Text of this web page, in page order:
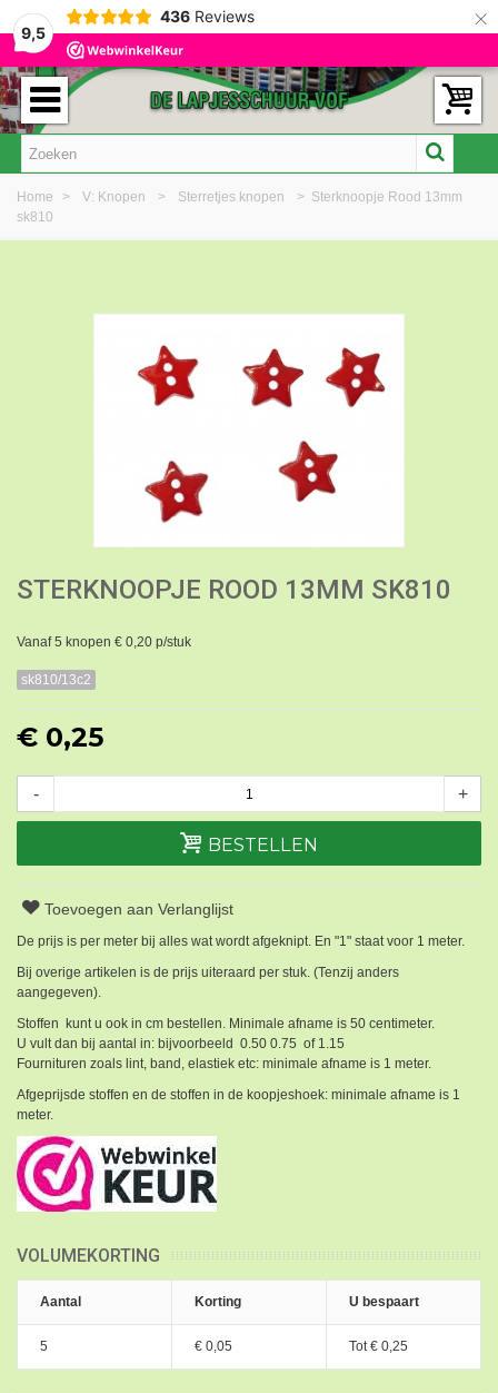
9,5
436 Reviews ×
Home > V: Knopen > Sterretjes knopen > Sterknoopje Rood 13mm
sk810
STERKNOOPJE ROOD 13MM SK810
Vanaf 5 knopen € 0,20 p/stuk
sk810/13c2
€ 0,25
- +
BESTELLEN
Toevoegen aan Verlanglijst
De prijs is per meter bij alles wat wordt afgeknipt. En "1" staat voor 1 meter.
Bij overige artikelen is de prijs uiteraard per stuk. (Tenzij anders
aangegeven).
Stoffen kunt u ook in cm bestellen. Minimale afname is 50 centimeter.
U vult dan bij aantal in: bijvoorbeeld 0.50 0.75 of 1.15
Fournituren zoals lint, band, elastiek etc: minimale afname is 1 meter.
Afgeprijsde stoffen en de stoffen in de koopjeshoek: minimale afname is 1
meter.
VOLUMEKORTING
Aantal Korting U bespaart
5 € 0,05 Tot€ 0,25